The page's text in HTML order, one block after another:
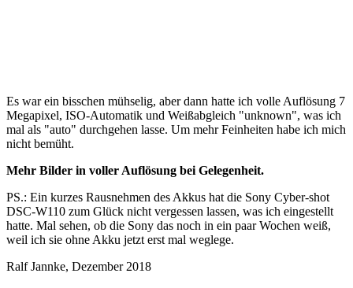
Es war ein bisschen mühselig, aber dann hatte ich volle Auflösung 7
Megapixel, ISO-Automatik und Weißabgleich "unknown", was ich
mal als "auto" durchgehen lasse. Um mehr Feinheiten habe ich mich
nicht bemüht.
Mehr Bilder in voller Auflösung bei Gelegenheit.
PS.: Ein kurzes Rausnehmen des Akkus hat die Sony Cyber-shot
DSC-W110 zum Glück nicht vergessen lassen, was ich eingestellt
hatte. Mal sehen, ob die Sony das noch in ein paar Wochen weiß,
weil ich sie ohne Akku jetzt erst mal weglege.
Ralf Jannke, Dezember 2018